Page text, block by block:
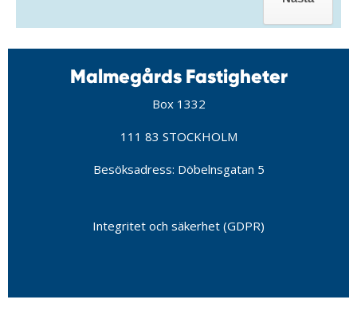
Malmegårds Fastigheter
Box 1332
111 83 STOCKHOLM
Besöksadress: Döbelnsgatan 5
Integritet och säkerhet (GDPR)